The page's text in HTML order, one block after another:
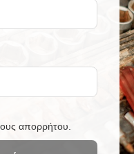
σύνδεσης 150 ±
+